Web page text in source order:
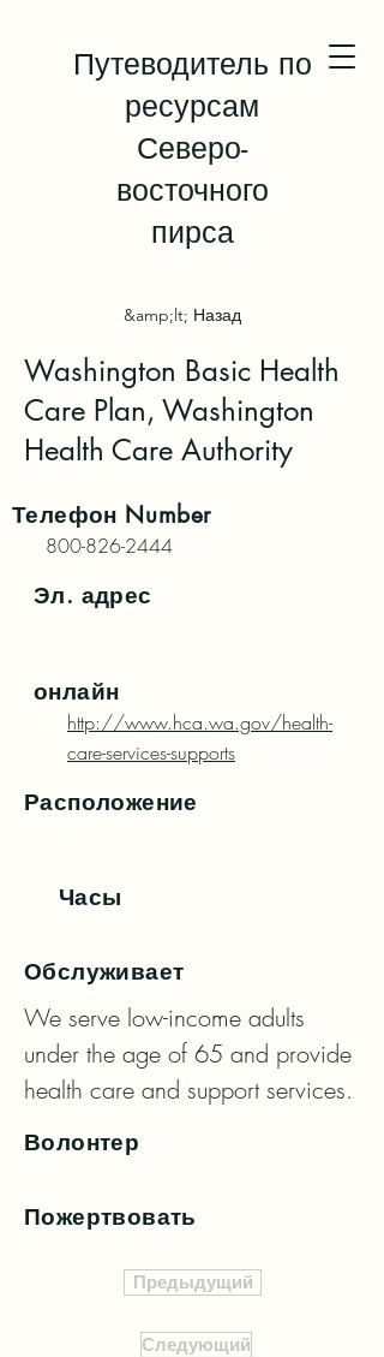
Путеводитель по
ресурсам
Северо-
восточного
пирса
&amp;lt; Назад
Washington Basic Health
Care Plan, Washington
Health Care Authority
Телефон Number
800-826-2444
Эл. адрес
онлайн
http://www.hca.wa.gov/health-
care-services-supports
Расположение
Часы
Обслуживает
We serve low-income adults
under the age of 65 and provide
health care and support services.
Волонтер
Пожертвовать
Предыдущий
Следующий